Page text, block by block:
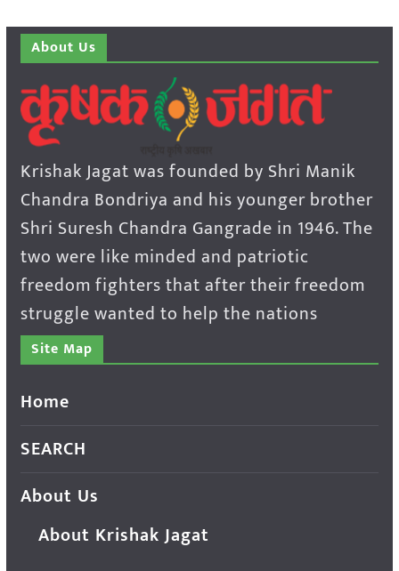
About Us
Krishak Jagat was founded by Shri Manik
Chandra Bondriya and his younger brother
Shri Suresh Chandra Gangrade in 1946. The
two were like minded and patriotic
freedom fighters that after their freedom
struggle wanted to help the nations
Site Map
Home
SEARCH
About Us
About Krishak Jagat